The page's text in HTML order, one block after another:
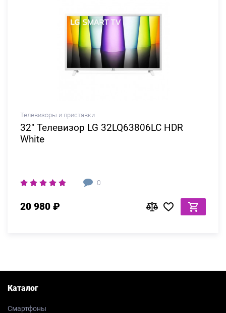
Телевизоры и приставки
32" Телевизор LG 32LQ63806LC HDR
White
0
20 980 ₽
Каталог
Смартфоны